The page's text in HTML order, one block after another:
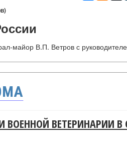
майор В.П. Ветров с
ВОЕННОЙ ВЕТЕРИНАРИИ